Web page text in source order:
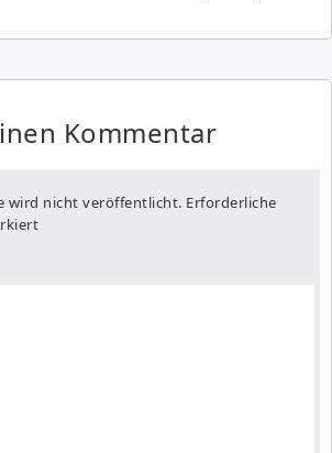
Kommentar
wird nicht veröffentlicht. Erforderliche